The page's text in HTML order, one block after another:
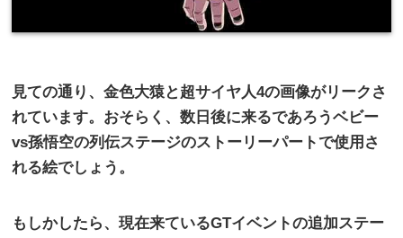
見ての通り、金色大猿と超サイヤ人4の画像がリークさ
れています。おそらく、数日後に来るであろうベビー
vs孫悟空の列伝ステージのストーリーパートで使用さ
れる絵でしょう。
もしかしたら、現在来ているGTイベントの追加ステー